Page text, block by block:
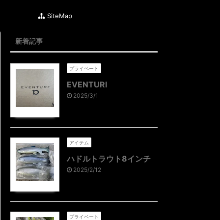
SiteMap
新着記事
プライベート
EVENTURI
2025/3/1
アイテム
ハドルトラウト8インチ
2025/2/12
プライベート